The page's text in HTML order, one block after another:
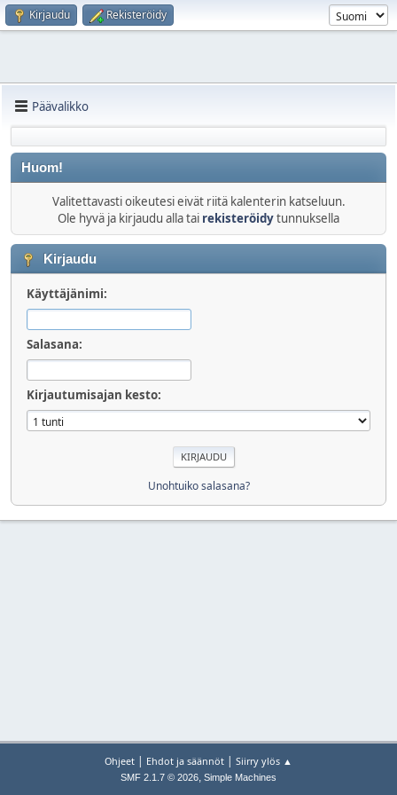
Kirjaudu Rekisteröidy
Päävalikko
Huom!
Valitettavasti oikeutesi eivät riitä kalenterin katseluun.
Ole hyvä ja kirjaudu alla tai rekisteröidytunnuksella
Kirjaudu
Käyttäjänimi:
Salasana:
Kirjautumisajan kesto:
Unohtuiko salasana?
Ohjeet | Ehdot ja säännöt | Siirry ylös ▲
SMF 2.1.7 © 2026, Simple Machines